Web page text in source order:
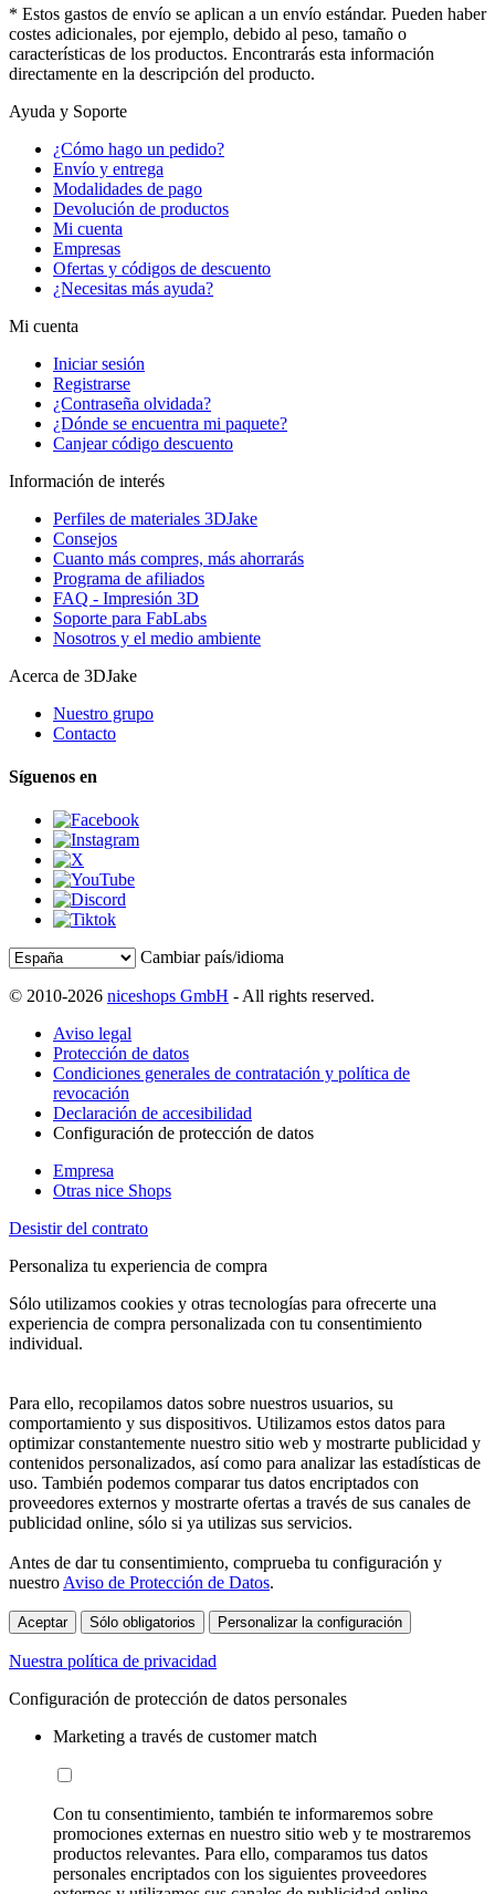
* Estos gastos de envío se aplican a un envío estándar. Pueden haber
costes adicionales, por ejemplo, debido al peso, tamaño o
características de los productos. Encontrarás esta información
directamente en la descripción del producto.
Ayuda y Soporte
¿Cómo hago un pedido?
Envío y entrega
Modalidades de pago
Devolución de productos
Mi cuenta
Empresas
Ofertas y códigos de descuento
¿Necesitas más ayuda?
Mi cuenta
Iniciar sesión
Registrarse
¿Contraseña olvidada?
¿Dónde se encuentra mi paquete?
Canjear código descuento
Información de interés
Perfiles de materiales 3DJake
Consejos
Cuanto más compres, más ahorrarás
Programa de afiliados
FAQ - Impresión 3D
Soporte para FabLabs
Nosotros y el medio ambiente
Acerca de 3DJake
Nuestro grupo
Contacto
Síguenos en
Cambiar país/idioma
© 2010-2026 niceshops GmbH - All rights reserved.
Aviso legal
Protección de datos
Condiciones generales de contratación y política de
revocación
Declaración de accesibilidad
Configuración de protección de datos
Empresa
Otras nice Shops
Desistir del contrato
Personaliza tu experiencia de compra
Sólo utilizamos cookies y otras tecnologías para ofrecerte una
experiencia de compra personalizada con tu consentimiento
individual.
Para ello, recopilamos datos sobre nuestros usuarios, su
comportamiento y sus dispositivos. Utilizamos estos datos para
optimizar constantemente nuestro sitio web y mostrarte publicidad y
contenidos personalizados, así como para analizar las estadísticas de
uso. También podemos comparar tus datos encriptados con
proveedores externos y mostrarte ofertas a través de sus canales de
publicidad online, sólo si ya utilizas sus servicios.
Antes de dar tu consentimiento, comprueba tu configuración y
nuestro Aviso de Protección de Datos.
Aceptar Sólo obligatorios Personalizar la configuración
Nuestra política de privacidad
Configuración de protección de datos personales
Marketing a través de customer match
Con tu consentimiento, también te informaremos sobre
promociones externas en nuestro sitio web y te mostraremos
productos relevantes. Para ello, comparamos tus datos
personales encriptados con los siguientes proveedores